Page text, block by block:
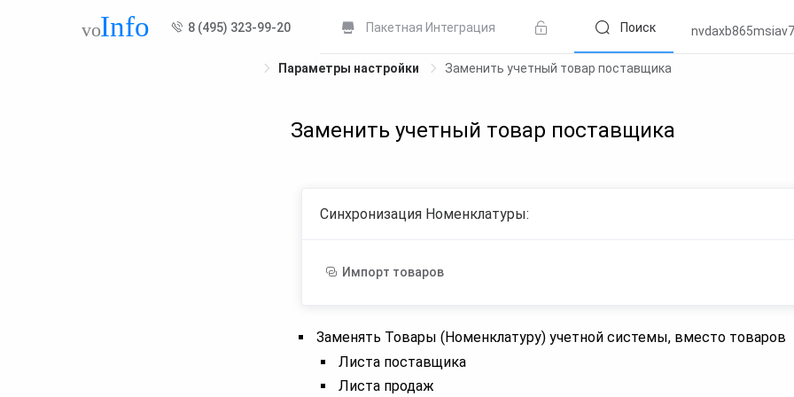
8 (495) 323-99-20 Пакетная Интеграция Поиск
Параметры настройки Заменить учетный товар поставщика
Заменить учетный товар поставщика
Синхронизация Номенклатуры:
Импорт товаров
Заменять Товары (Номенклатуру) учетной системы, вместо товаров
Листа поставщика
Листа продаж